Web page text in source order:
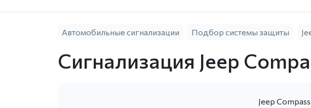
Автомобильные сигнализации Подбор системы защиты
Сигнализация Jeep
Jeep